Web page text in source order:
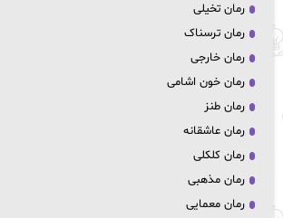
رمان تخیلی
رمان ترسناک
رمان خارجی
رمان خون اشامی
رمان طنز
رمان عاشقانه
رمان کلکلی
رمان مذهبی
رمان معمایی